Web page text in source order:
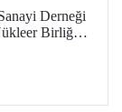
Derneği
Birliği